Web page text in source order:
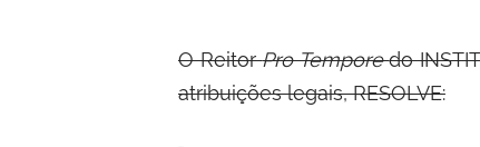
O ReitorPro Temporedo
atribuições legais, RESOLVE: